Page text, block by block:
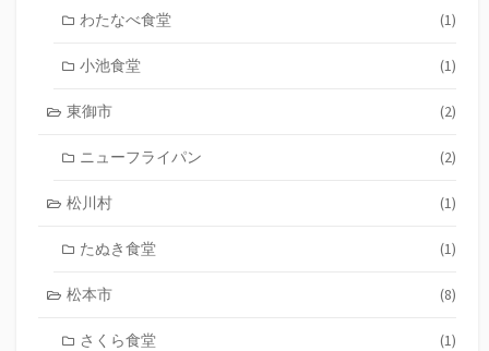
わたなべ食堂 (1)
小池食堂 (1)
東御市 (2)
ニューフライパン (2)
松川村 (1)
たぬき食堂 (1)
松本市 (8)
さくら食堂 (1)